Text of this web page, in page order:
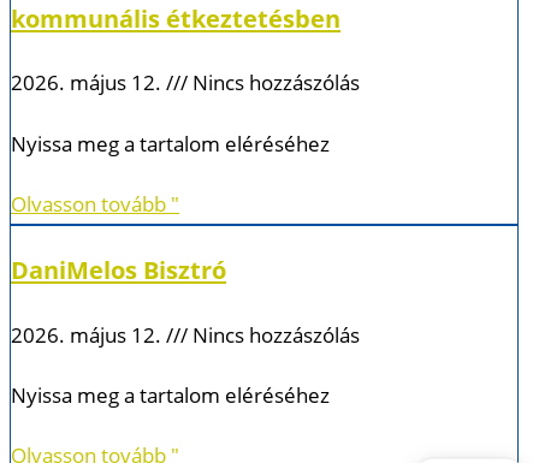
kommunális étkeztetésben
2026. május 12. Nincs hozzászólás
Nyissa meg a tartalom eléréséhez
Olvasson tovább "
DaniMelos Bisztró
2026. május 12. Nincs hozzászólás
Nyissa meg a tartalom eléréséhez
Olvasson tovább "